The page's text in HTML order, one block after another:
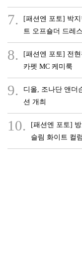
7.
[패션엔 포토] 박
트 오프숄더 드레
8.
[패션엔 포토] 전
카펫 MC 케미룩
9.
디올, 조나단 앤더
션 개최
10.
[패션엔 포토]
슬림 화이트 컬